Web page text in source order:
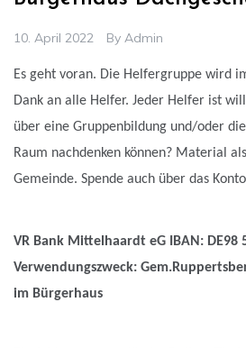
10. April 2022 By Admin
Es geht voran. Die Helfergruppe wird
Dank an alle Helfer. Jeder Helfer ist
über eine Gruppenbildung und/oder
Raum nachdenken können? Material
Gemeinde. Spende auch über das
VR Bank Mittelhaardt eG IBAN: DE98
Verwendungszweck:
im Bürgerhaus